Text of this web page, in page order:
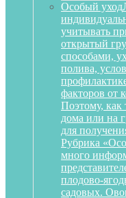
Особый уход
учитывать
открытый
способами,
полива,
факторов от
Поэтому, как
дома или на
для
Рубрика
много
плодово-
садовых.